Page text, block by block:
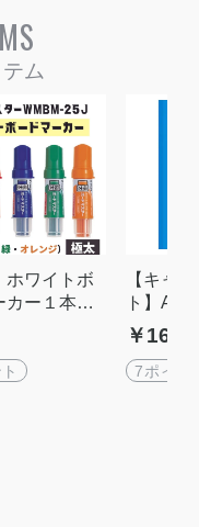
ホワイトボ
カー１本
青・緑・
）パイロッ
スターW
【キャ
ト】A4
眼罫ノ
縄本島
料★コク
￥165
7ポイン